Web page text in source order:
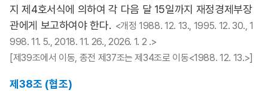
지 제4호서식에 의하여 각 다음 달 15일까지 재정경제부장
관에게 보고하여야 한다. <개정 1988. 12. 13., 1995. 12. 30., 1
998. 11. 5., 2018. 11. 26., 2026. 1. 2 .>
[제39조에서 이동, 종전 제37조는 제34조로 이동<1988. 12. 13.>]
제38조 (협조)